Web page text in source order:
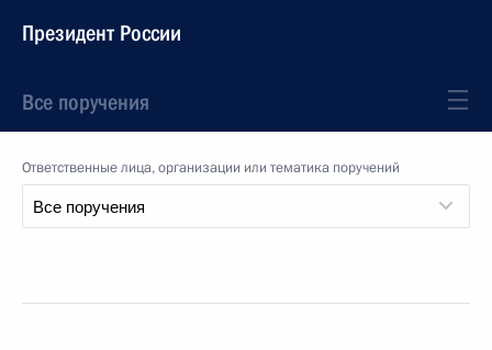
Президент России
Все поручения
Ответственные лица, организации или тематика поручений